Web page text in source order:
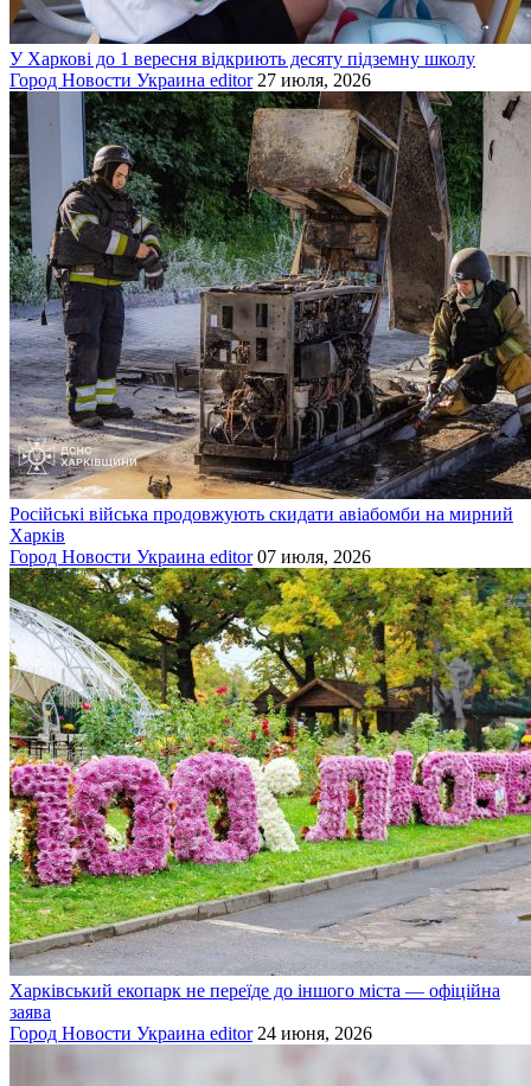
У Харкові до 1 вересня відкриють десяту підземну школу
Город Новости Украина editor 27 июля, 2026
Російські війська продовжують скидати авіабомби на мирний
Харків
Город Новости Украина editor 07 июля, 2026
Харківський екопарк не переїде до іншого міста — офіційна
заява
Город Новости Украина editor 24 июня, 2026